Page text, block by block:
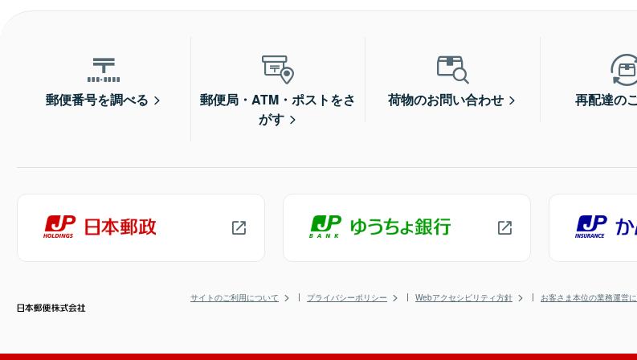
郵便番号を調べる
郵便局・ATM・ポストをさ
がす
荷物のお問い合わせ 再配達の
サイトのご利用について プライバシーポリシー Webアクセシビリティ方針 お客さま本位の業務運営